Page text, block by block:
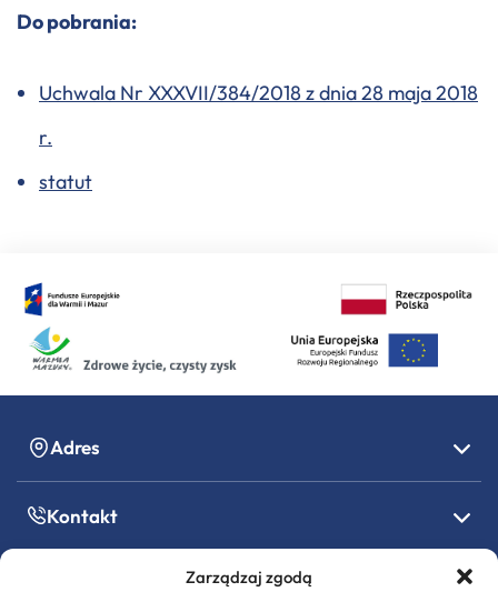
Zarządzaj zgodą
Do pobrania:
Uchwala Nr XXXVII/384/2018 z dnia 28 maja 2018
r.
statut
Adres
Kontakt